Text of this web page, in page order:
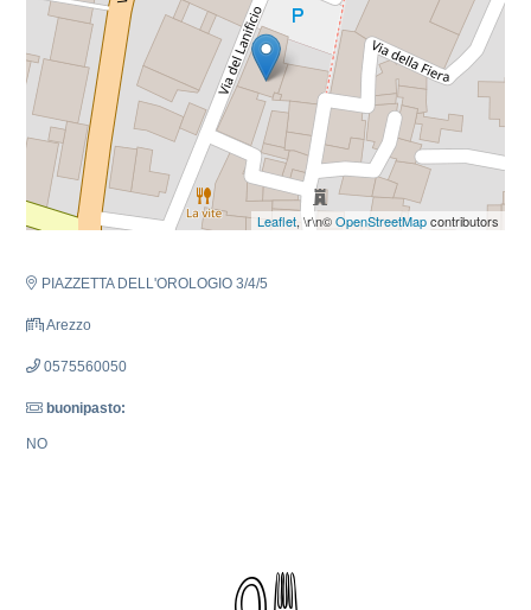
Leaflet, \r\n©OpenStreetMapcontributors
PIAZZETTA DELL'OROLOGIO 3/4/5
Arezzo
0575560050
buonipasto:
NO